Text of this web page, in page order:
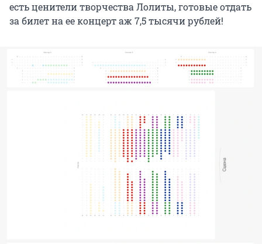
есть ценители творчества Лолиты, готовые отдать
за билет на ее концерт аж 7,5 тысячи рублей!